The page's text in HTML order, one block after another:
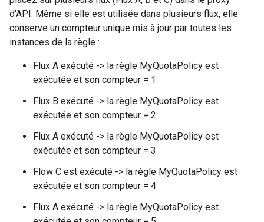
d'API. Même si elle est utilisée dans plusieurs flux, elle
conserve un compteur unique mis à jour par toutes les
instances de la règle :
Flux A exécuté -> la règle MyQuotaPolicy est
exécutée et son compteur = 1
Flux B exécuté -> la règle MyQuotaPolicy est
exécutée et son compteur = 2
Flux A exécuté -> la règle MyQuotaPolicy est
exécutée et son compteur = 3
Flow C est exécuté -> la règle MyQuotaPolicy est
exécutée et son compteur = 4
Flux A exécuté -> la règle MyQuotaPolicy est